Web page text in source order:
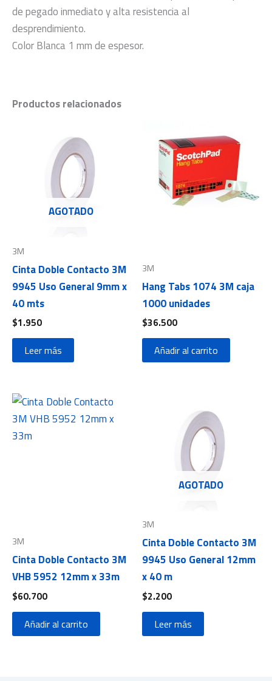
de pegado inmediato y alta resistencia al
desprendimiento.
Color Blanca 1 mm de espesor.
Productos relacionados
AGOTADO
3M
Cinta Doble Contacto 3M
9945 Uso General 9mm x
40 mts
$1.950
Leer más
3M
Hang Tabs 1074 3M caja
1000 unidades
$36.500
Añadir al carrito
3M
Cinta Doble Contacto 3M
VHB 5952 12mm x 33m
$60.700
Añadir al carrito
AGOTADO
3M
Cinta Doble Contacto 3M
9945 Uso General 12mm
x 40 m
$2.200
Leer más